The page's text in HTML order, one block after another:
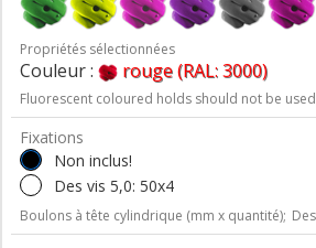
Propriétés sélectionnées
Couleur : rouge (RAL: 3000)
Fluorescent coloured holds should not be
Fixations
Non inclus!
Des vis 5,0: 50x4
Boulons à tête cylindrique (mm x quantité);